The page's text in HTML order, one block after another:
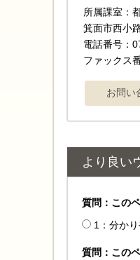
所属課室：
箕面市西小
電話番号：
ファックス
より良い
質問：この
1：分か
質問：この